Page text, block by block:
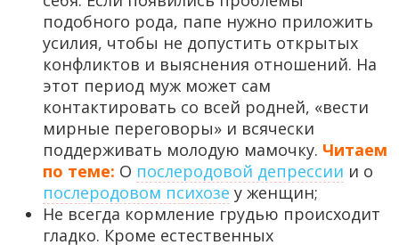
подобного рода, папе нужно приложить
усилия, чтобы не допустить открытых
конфликтов и выяснения отношений. На
этот период муж может сам
контактировать со всей родней, «вести
мирные переговоры» и всячески
поддерживать молодую мамочку. Читаем
по теме: О послеродовой депрессии и о
послеродовом психозе у женщин;
Не всегда кормление грудью происходит
гладко. Кроме естественных